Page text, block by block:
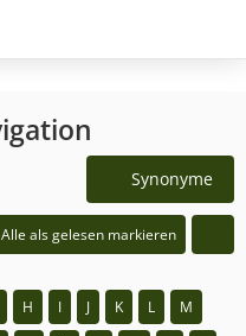
Synonyme
Alle als gelesen markieren
H I J K L
M